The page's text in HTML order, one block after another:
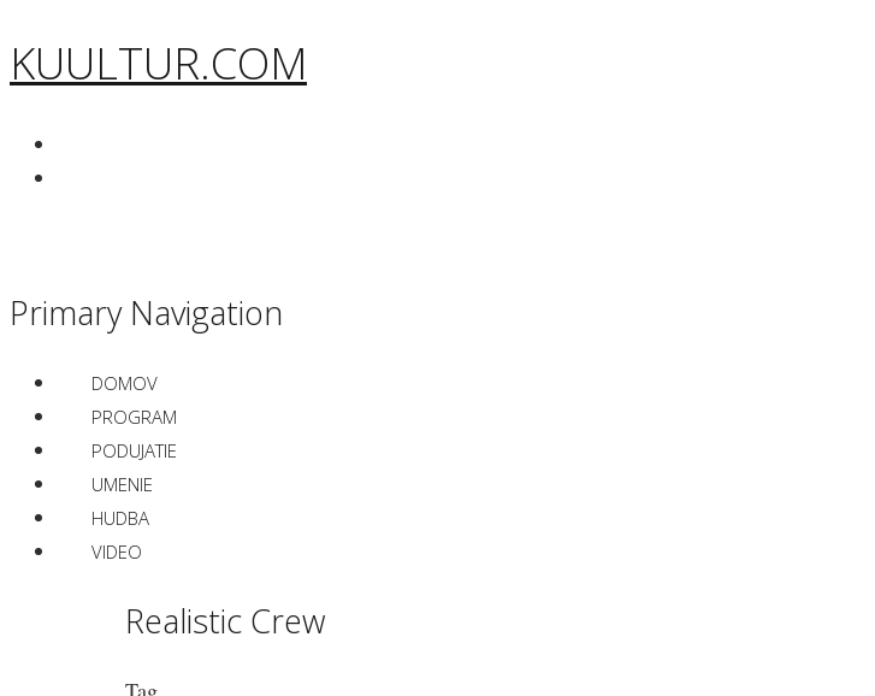
KUULTUR.COM
Primary Navigation
DOMOV
PROGRAM
PODUJATIE
UMENIE
HUDBA
VIDEO
Realistic Crew
Tag